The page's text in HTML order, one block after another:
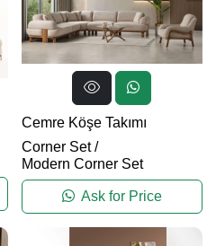
Cemre Köşe Takımı
Corner Set/
Modern Corner Set
Ask for Price